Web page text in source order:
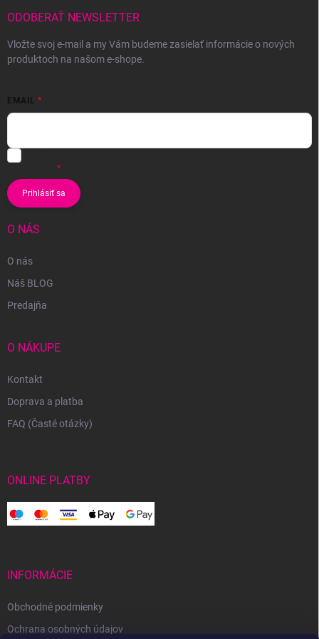
ODOBERAŤ NEWSLETTER
Vložte svoj e-mail a my Vám budeme zasielať informácie o nových
produktoch na našom e-shope.
EMAIL
Prihlásiť sa
O NÁS
O nás
Náš BLOG
Predajňa
O NÁKUPE
Kontakt
Doprava a platba
FAQ (Časté otázky)
ONLINE PLATBY
INFORMÁCIE
Obchodné podmienky
Ochrana osobných údajov